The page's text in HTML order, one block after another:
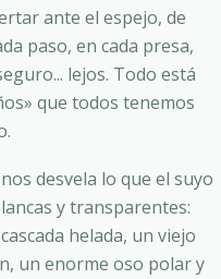
ante el espejo, de
paso, en cada presa,
lejos. Todo está
que todos tenemos
desvela lo que el suyo
y transparentes:
helada, un viejo
un enorme oso polar y